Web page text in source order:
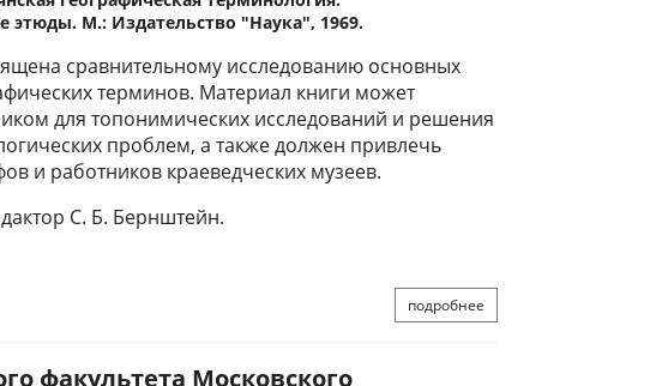
этюды. М.: Издательство "Наука", 1969.
сравнительному исследованию основных
терминов. Материал книги может
для топонимических исследований и решения
проблем, а также должен привлечь
и работников краеведческих музеев.
С. Б. Бернштейн.
подробнее
факультета Московского